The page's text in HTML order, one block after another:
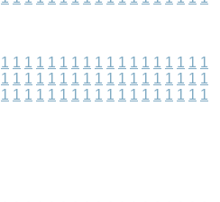
1 1 1 1 1 1 1 1 1 1 1 1 1 1 1 1 1 1
1 1 1 1 1 1 1 1 1 1 1 1 1 1 1 1 1 1
1 1 1 1 1 1 1 1 1 1 1 1 1 1 1 1 1 1